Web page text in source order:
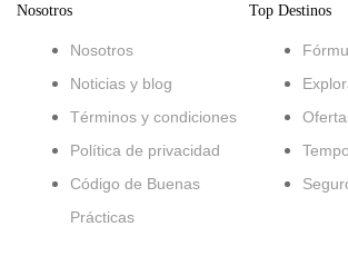
Nosotros
Nosotros
Noticias y blog
Términos y condiciones
Política de privacidad
Código de Buenas
Prácticas
Top Destinos